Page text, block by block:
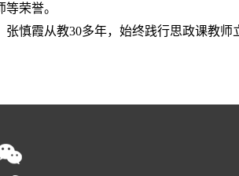
荣誉。
慎霞从教30多年，始终践行思政课教师